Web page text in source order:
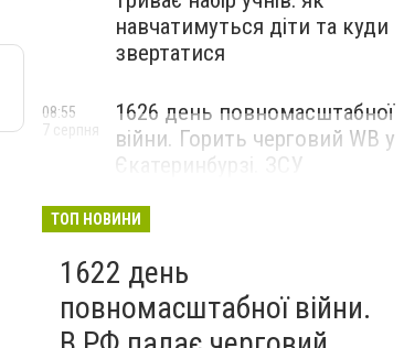
навчатимуться діти та куди
звертатися
1626 день повномасштабної
війни. Горить черговий WB у
Єкатеринбурзі. ЗСУ
Маріуполі
08:55
7 серпня
ТОП НОВИНИ
1622 день
повномасштабної війни.